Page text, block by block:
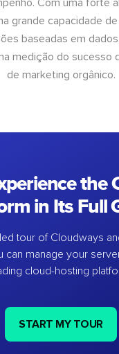
Com uma forte
grande capacidade
baseadas em
medição do sucesso
de marketing orgânico.
the
in Its Full
tour of Cloudways
can manage your
cloud-hosting
START MY TOUR